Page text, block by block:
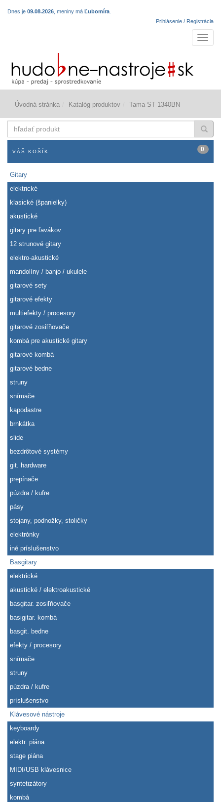
Dnes je 09.08.2026 , meniny má Ľubomíra
Prihlásenie / Registrácia
Úvodná stránka Katalóg produktov Tama ST 1340BN
produkt
VÁŠ KOŠÍK 0
Gitary
elektrické
klasické (španielky)
akustické
gitary pre ľavákov
12 strunové gitary
elektro-akustické
mandolíny / banjo / ukulele
gitarové sety
gitarové efekty
multiefekty / procesory
gitarové zosiľňovače
kombá pre akustické gitary
gitarové kombá
gitarové bedne
struny
snímače
kapodastre
brnkátka
slide
bezdrôtové systémy
git. hardware
prepínače
púzdra / kufre
pásy
stojany, podnožky, stoličky
elektrónky
iné príslušenstvo
Basgitary
elektrické
akustické / elektroakustické
basgitar. zosiľňovače
basigitar. kombá
basgit. bedne
efekty / procesory
snímače
struny
púzdra / kufre
príslušenstvo
Klávesové nástroje
keyboardy
elektr. piána
stage piána
MIDI/USB klávesnice
syntetizátory
kombá